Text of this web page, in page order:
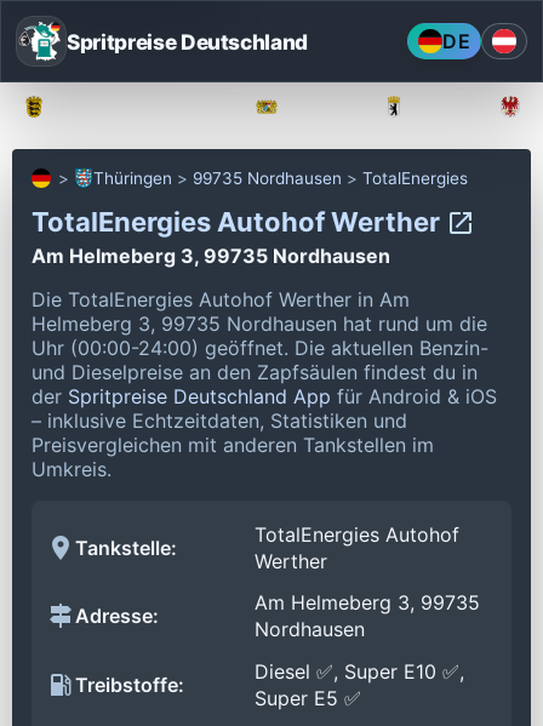
Spritpreise Deutschland DE
Thüringen 99735 Nordhausen TotalEnergies
TotalEnergies Autohof Werther
Am Helmeberg 3, 99735 Nordhausen
Die TotalEnergies Autohof Werther in Am
Helmeberg 3, 99735 Nordhausen hat rund um die
Uhr (00:00-24:00) geöffnet. Die aktuellen Benzin-
und Dieselpreise an den Zapfsäulen findest du in
der Spritpreise Deutschland App für Android & iOS
– inklusive Echtzeitdaten, Statistiken und
Preisvergleichen mit anderen Tankstellen im
Umkreis.
Tankstelle:
TotalEnergies Autohof
Werther
Adresse:
Am Helmeberg 3, 99735
Nordhausen
Treibstoffe:
Diesel ✅, Super E10 ✅,
Super E5 ✅